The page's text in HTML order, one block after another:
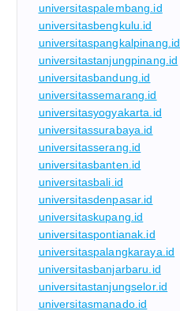
universitaspalembang.id
universitasbengkulu.id
universitaspangkalpinang.id
universitastanjungpinang.id
universitasbandung.id
universitassemarang.id
universitasyogyakarta.id
universitassurabaya.id
universitasserang.id
universitasbanten.id
universitasbali.id
universitasdenpasar.id
universitaskupang.id
universitaspontianak.id
universitaspalangkaraya.id
universitasbanjarbaru.id
universitastanjungselor.id
universitasmanado.id